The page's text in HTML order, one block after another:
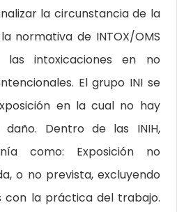
la circunstancia de la
normativa de INTOX/OMS
las intoxicaciones en no
El grupo INI se
en la cual no hay
Dentro de las INIH,
como: Exposición no
o no prevista, excluyendo
con la práctica del trabajo.